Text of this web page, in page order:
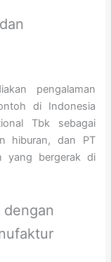
pengalaman
di Indonesia
Tbk sebagai
hiburan, dan PT
yang bergerak di
dengan